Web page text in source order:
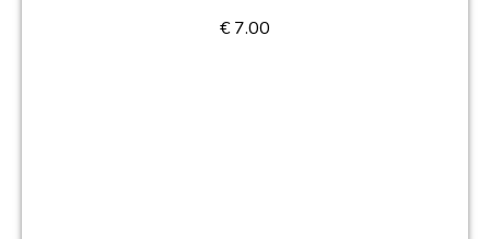
€ 7.00